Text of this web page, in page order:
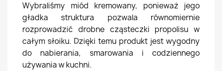
Wybraliśmy miód kremowany, ponieważ jego
gładka struktura pozwala równomiernie
rozprowadzić drobne cząsteczki propolisu w
całym słoiku. Dzięki temu produkt jest wygodny
do nabierania, smarowania i codziennego
używania w kuchni.